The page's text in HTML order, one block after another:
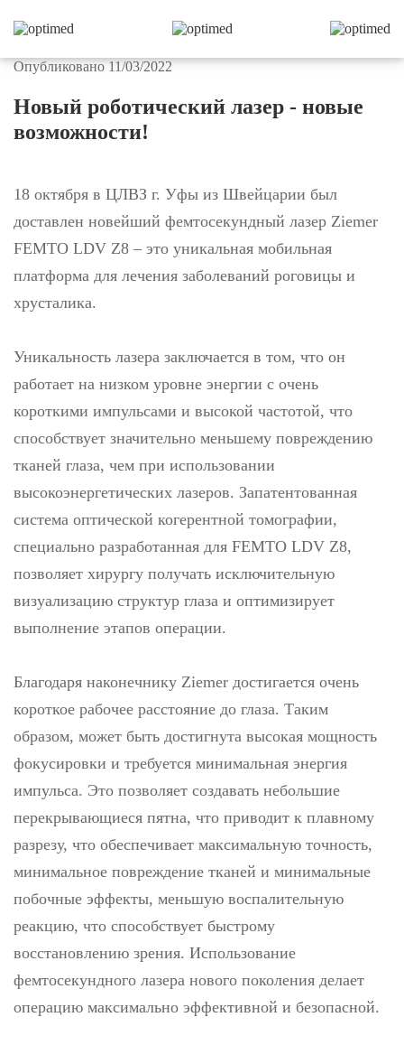
Новый роботический лазер - новые
возможности!
Опубликовано 11/03/2022
18 октября в ЦЛВЗ г. Уфы из Швейцарии был
доставлен новейший фемтосекундный лазер Ziemer
FEMTO LDV Z8 – это уникальная мобильная
платформа для лечения заболеваний роговицы и
хрусталика.
Уникальность лазера заключается в том, что он
работает на низком уровне энергии с очень
короткими импульсами и высокой частотой, что
способствует значительно меньшему повреждению
тканей глаза, чем при использовании
высокоэнергетических лазеров. Запатентованная
система оптической когерентной томографии,
специально разработанная для FEMTO LDV Z8,
позволяет хирургу получать исключительную
визуализацию структур глаза и оптимизирует
выполнение этапов операции.
Благодаря наконечнику Ziemer достигается очень
короткое рабочее расстояние до глаза. Таким
образом, может быть достигнута высокая мощность
фокусировки и требуется минимальная энергия
импульса. Это позволяет создавать небольшие
перекрывающиеся пятна, что приводит к плавному
разрезу, что обеспечивает максимальную точность,
минимальное повреждение тканей и минимальные
побочные эффекты, меньшую воспалительную
реакцию, что способствует быстрому
восстановлению зрения. Использование
фемтосекундного лазера нового поколения делает
операцию максимально эффективной и безопасной.